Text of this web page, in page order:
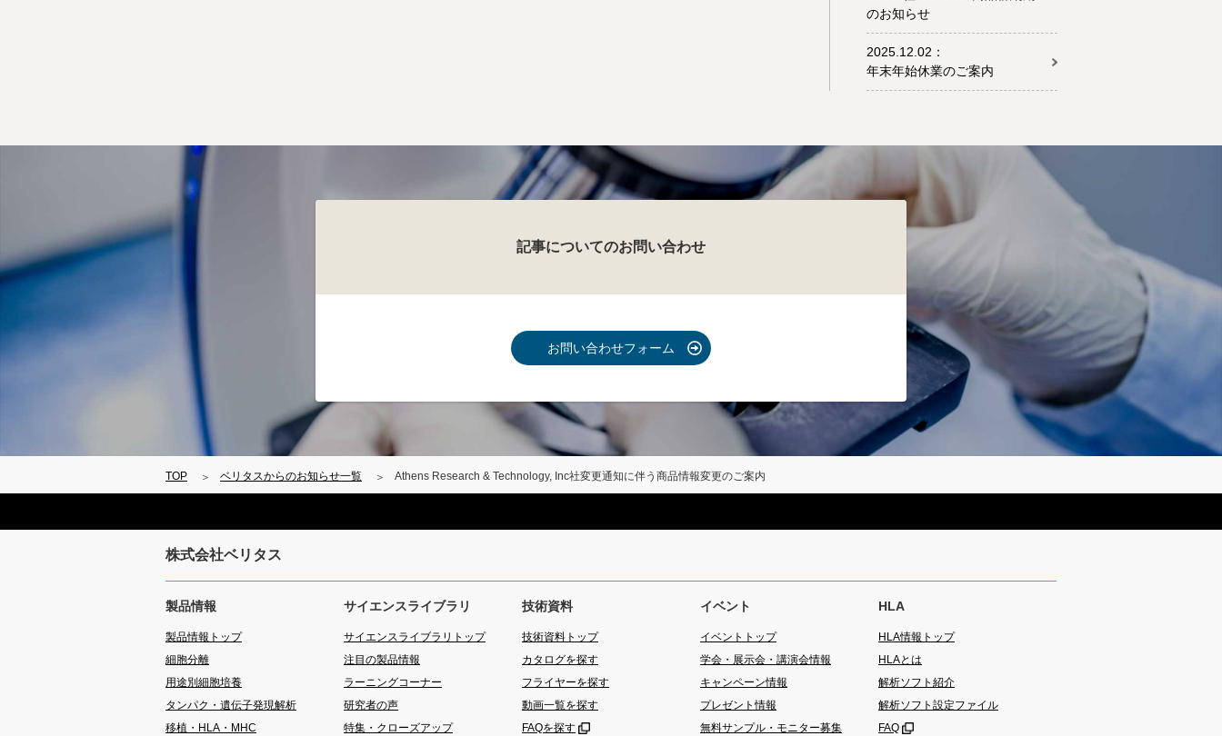
のお知らせ
2025.12.02：
年末年始休業のご案内
記事についてのお問い合わせ
お問い合わせフォーム
TOP ベリタスからのお知らせ一覧 Athens Research & Technology, Inc社変更通知に伴う商品情報変更のご案内
株式会社ベリタス
製品情報
製品情報トップ
細胞分離
用途別細胞培養
タンパク・遺伝子発現解析
移植・HLA・MHC
サイエンスライブラリ
サイエンスライブラリトップ
注目の製品情報
ラーニングコーナー
研究者の声
特集・クローズアップ
技術資料
技術資料トップ
カタログを探す
フライヤーを探す
動画一覧を探す
FAQを探す
イベント
イベントトップ
学会・展示会・講演会情報
キャンペーン情報
プレゼント情報
無料サンプル・モニター募集
HLA
HLA情報トップ
HLAとは
解析ソフト紹介
解析ソフト設定ファイル
FAQ